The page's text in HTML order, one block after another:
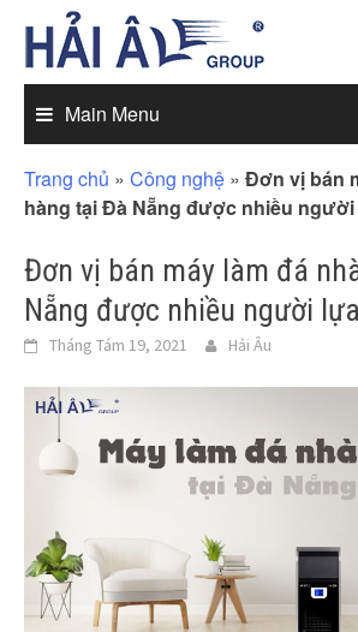
content
Main Menu
Trang chủ » Công nghệ » Đơn vị bán
hàng tại Đà Nẵng được nhiều
Đơn vị bán máy làm đá
Nẵng được nhiều người
Tháng Tám 19, 2021 Hải Âu